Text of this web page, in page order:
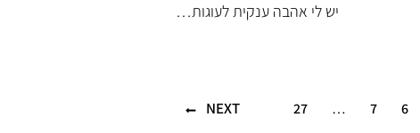
יש לי אהבה ענקית לעוגות…
6
7
…
27
NEXT